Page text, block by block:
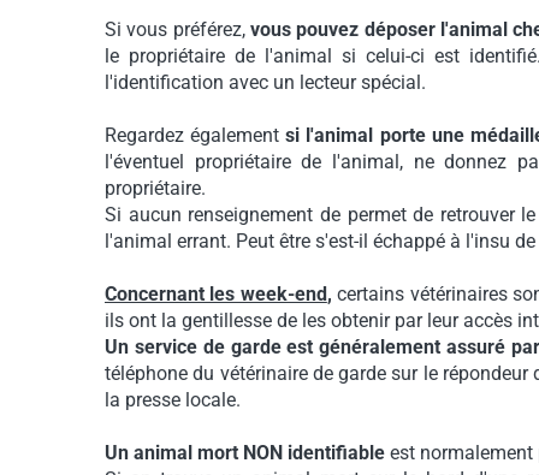
Si vous préférez,vous pouvez déposer l'animal
le propriétaire de l'animal si celui-ci est
l'identification avec un lecteur spécial.
Regardez égalementsi l'animal porte une
l'éventuel propriétaire de l'animal, ne donnez
propriétaire.
Si aucun renseignement de permet de retrouver
l'animal errant. Peut être s'est-il échappé à l'insu
Concernant les week-end, certains vétérinaires
ils ont la gentillesse de les obtenir par leur accès
Un service de garde est généralement assuré
téléphone du vétérinaire de garde sur le
la presse locale.
Un animal mort NON identifiable est normalement